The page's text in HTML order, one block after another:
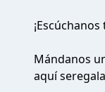
Mándanos
aquí